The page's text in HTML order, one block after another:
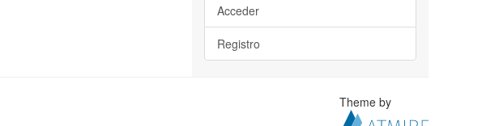
Acceder
Registro
Theme by